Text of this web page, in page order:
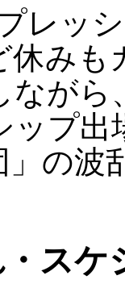
レッ
休みも
ながら
ップ
」の
スケ